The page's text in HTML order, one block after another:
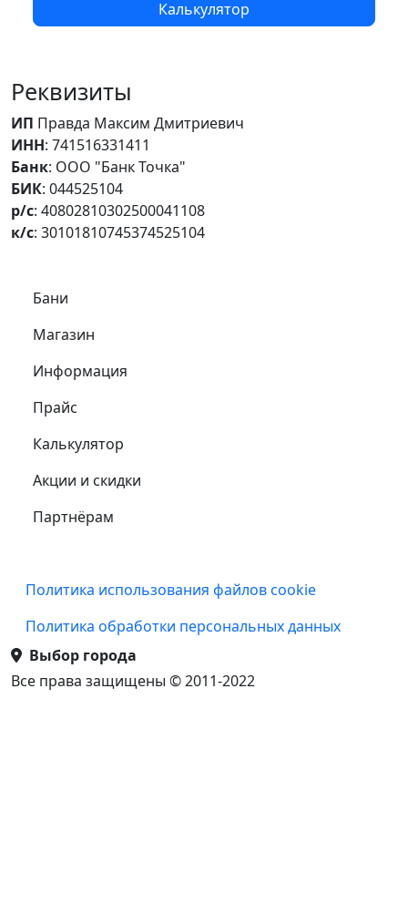
Калькулятор
Реквизиты
ИП Правда Максим Дмитриевич
ИНН: 741516331411
Банк: ООО "Банк Точка"
БИК: 044525104
р/с: 40802810302500041108
к/с: 30101810745374525104
Самое важное
Бани
Магазин
Информация
Прайс
Калькулятор
Акции и скидки
Партнёрам
Подвал
Политика использования файлов cookie
Политика обработки персональных данных
Выбор города
Все права защищены © 2011-2022